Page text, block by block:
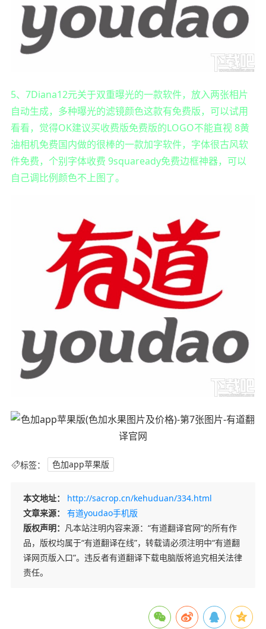
5、7Diana12元关于双重曝光的一款软件，放入两张相片
自动生成，多种曝光的滤镜颜色这款有免费版，可以试用
看看，觉得OK建议买收费版免费版的LOGO不能直视 8黄
油相机免费国内做的很棒的一款加字软件，字体很古风软
件免费，个别字体收费 9squaready免费边框神器，可以
自己调比例颜色不上图了。
标签： 色加app苹果版
本文地址：
http://sacrop.cn/kehuduan/334.html
文章来源：
有道youdao手机版
版权声明： 凡本站注明内容来源：“有道翻译官网”的所有作
品，版权均属于“有道翻译在线”，转载请必须注明中“有道翻
译网页版入口”。违反者有道翻译下载电脑版将追究相关法律
责任。